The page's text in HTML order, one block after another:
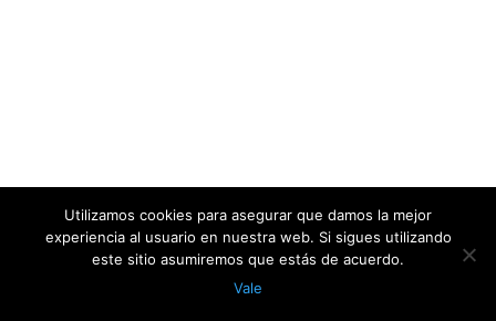
Utilizamos cookies para asegurar que damos la mejor
experiencia al usuario en nuestra web. Si sigues utilizando
este sitio asumiremos que estás de acuerdo.
Vale